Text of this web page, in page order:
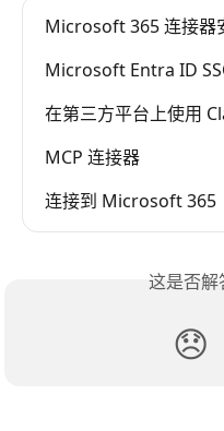
Microsoft 365 连接器
Microsoft Entra ID
在第三方平台上使用
MCP 连接器
连接到 Microsoft 365
这是否解
😞